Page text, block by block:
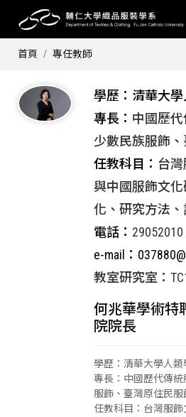
首頁 專任教師
學歷：清華大
專長： 中國歷
少數民族服飾
任教科目： 台
與中國服飾文
化、研究方法
電話： 29052010
e-mail：
教室研究室：
何兆華學術特
院院長
學歷：清華大學人
專長： 中國歷代傳
服飾、臺灣原住民服
任教科目： 台灣服